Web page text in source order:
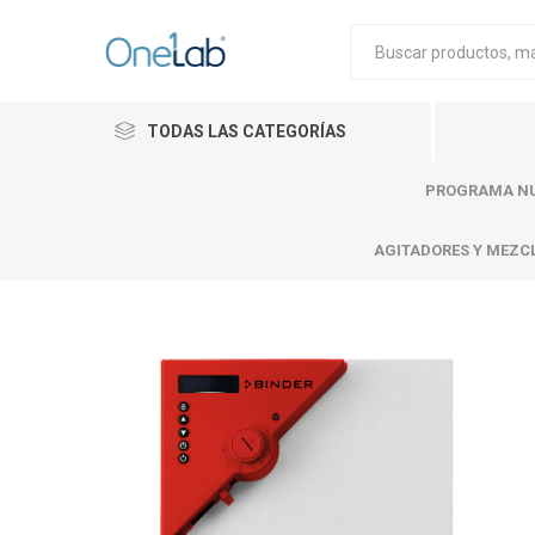
TODAS LAS CATEGORÍAS
PROGRAMA
Cytiva Merck
AGITADORES Y